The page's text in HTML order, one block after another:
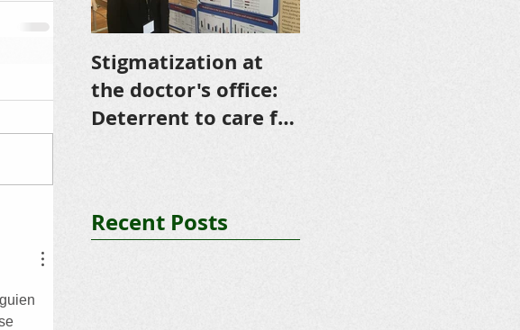
Stigmatization at
the doctor's office:
Deterrent to care for
Recent Posts